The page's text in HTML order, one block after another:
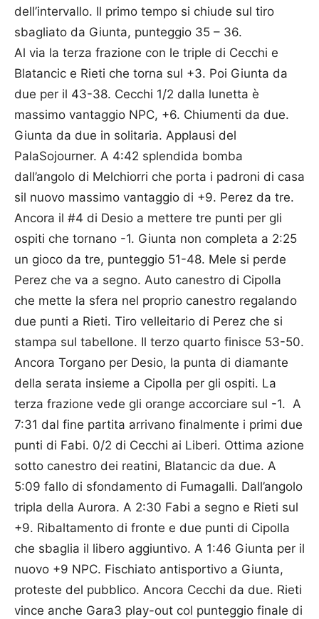
dell’intervallo. Il primo tempo si chiude sul tiro
sbagliato da Giunta, punteggio 35 – 36.
Al via la terza frazione con le triple di Cecchi e
Blatancic e Rieti che torna sul +3. Poi Giunta da
due per il 43-38. Cecchi 1/2 dalla lunetta è
massimo vantaggio NPC, +6. Chiumenti da due.
Giunta da due in solitaria. Applausi del
PalaSojourner. A 4:42 splendida bomba
dall’angolo di Melchiorri che porta i padroni di casa
sil nuovo massimo vantaggio di +9. Perez da tre.
Ancora il #4 di Desio a mettere tre punti per gli
ospiti che tornano -1. Giunta non completa a 2:25
un gioco da tre, punteggio 51-48. Mele si perde
Perez che va a segno. Auto canestro di Cipolla
che mette la sfera nel proprio canestro regalando
due punti a Rieti. Tiro velleitario di Perez che si
stampa sul tabellone. Il terzo quarto finisce 53-50.
Ancora Torgano per Desio, la punta di diamante
della serata insieme a Cipolla per gli ospiti. La
terza frazione vede gli orange accorciare sul -1. A
7:31 dal fine partita arrivano finalmente i primi due
punti di Fabi. 0/2 di Cecchi ai Liberi. Ottima azione
sotto canestro dei reatini, Blatancic da due. A
5:09 fallo di sfondamento di Fumagalli. Dall’angolo
tripla della Aurora. A 2:30 Fabi a segno e Rieti sul
+9. Ribaltamento di fronte e due punti di Cipolla
che sbaglia il libero aggiuntivo. A 1:46 Giunta per il
nuovo +9 NPC. Fischiato antisportivo a Giunta,
proteste del pubblico. Ancora Cecchi da due. Rieti
vince anche Gara3 play-out col punteggio finale di